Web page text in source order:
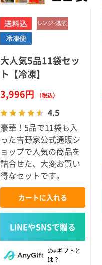
大人気5品11袋セッ
ト【冷凍】
3,996円
（税込）
4.5
豪華！5品で11袋も入
った吉野家公式通販シ
ョップで人気の商品を
詰合せた、大変お買い
得なセットです。
カートに入れる
のeギフトと
は？